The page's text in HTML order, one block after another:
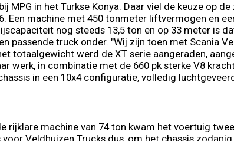
MPG in het Turkse Konya. Daar viel de keuze op
Een machine met 450 tonmeter liftvermogen en
nog steeds 13,5 ton en op 33 meter is
passende truck onder. "Wij zijn toen met Scania
totaalgewicht werd de XT serie aangeraden,
werk, in combinatie met de 660 pk sterke V8
in een 10x4 configuratie, volledig
rijklare machine van 74 ton kwam het voertuig